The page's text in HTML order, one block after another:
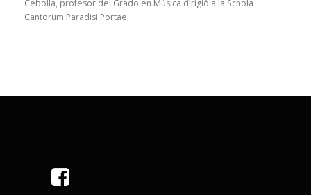
Cebolla, profesor del Grado en Música dirigió a la Schola
Cantorum Paradisi Portae.